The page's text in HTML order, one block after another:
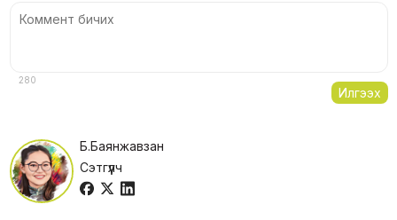
Б.Баянжавзан
Сэтгүүлч
280
Илгээх